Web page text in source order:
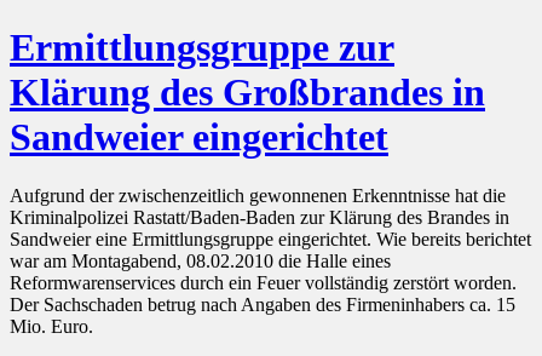
Ermittlungsgruppe zur
Klärung des Großbrandes in
Sandweier eingerichtet
Aufgrund der zwischenzeitlich gewonnenen Erkenntnisse hat die
Kriminalpolizei Rastatt/Baden-Baden zur Klärung des Brandes in
Sandweier eine Ermittlungsgruppe eingerichtet. Wie bereits berichtet
war am Montagabend, 08.02.2010 die Halle eines
Reformwarenservices durch ein Feuer vollständig zerstört worden.
Der Sachschaden betrug nach Angaben des Firmeninhabers ca. 15
Mio. Euro.